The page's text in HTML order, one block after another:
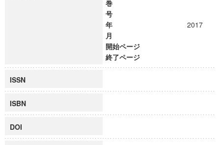
巻
号
年
2017
月
開始ページ
終了ページ
ISSN
ISBN
DOI